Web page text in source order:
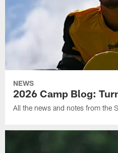
NEWS
2026 Camp Blog:
All the news and notes from the